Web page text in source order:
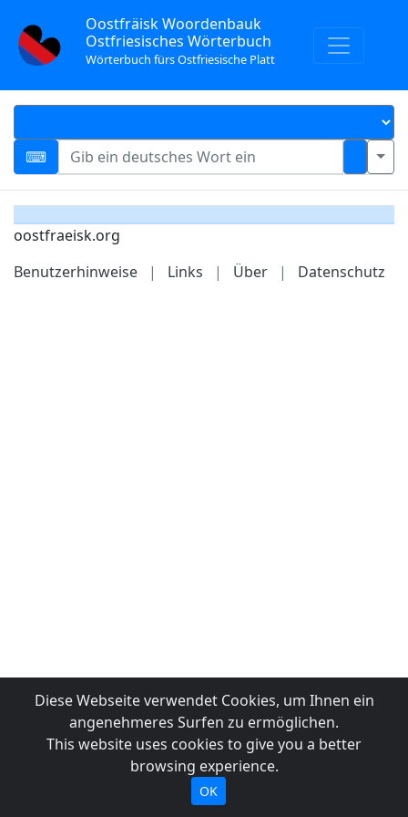
Oostfräisk Woordenbauk
Ostfriesisches Wörterbuch
Wörterbuch fürs Ostfriesische Platt
oostfraeisk.org
Benutzerhinweise
| Links | Über | Datenschutz
Diese Webseite verwendet Cookies, um Ihnen ein
angenehmeres Surfen zu ermöglichen.
This website uses cookies to give you a better
browsing experience.
OK